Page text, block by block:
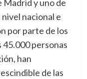
Madrid y uno de
nacional e
por parte de los
45.000 personas
han
de las